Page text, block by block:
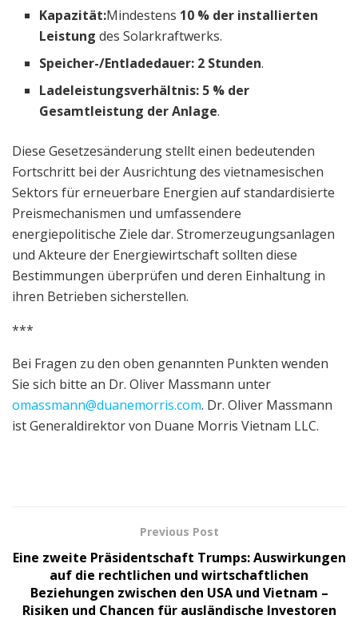
Kapazität:Mindestens 10 % der installierten
Leistung des Solarkraftwerks.
Speicher-/Entladedauer: 2 Stunden.
Ladeleistungsverhältnis: 5 % der
Gesamtleistung der Anlage.
Diese Gesetzesänderung stellt einen bedeutenden
Fortschritt bei der Ausrichtung des vietnamesischen
Sektors für erneuerbare Energien auf standardisierte
Preismechanismen und umfassendere
energiepolitische Ziele dar. Stromerzeugungsanlagen
und Akteure der Energiewirtschaft sollten diese
Bestimmungen überprüfen und deren Einhaltung in
ihren Betrieben sicherstellen.
***
Bei Fragen zu den oben genannten Punkten wenden
Sie sich bitte an Dr. Oliver Massmann unter
omassmann@duanemorris.com. Dr. Oliver Massmann
ist Generaldirektor von Duane Morris Vietnam LLC.
Previous Post
Eine zweite Präsidentschaft Trumps: Auswirkungen
auf die rechtlichen und wirtschaftlichen
Beziehungen zwischen den USA und Vietnam –
Risiken und Chancen für ausländische Investoren